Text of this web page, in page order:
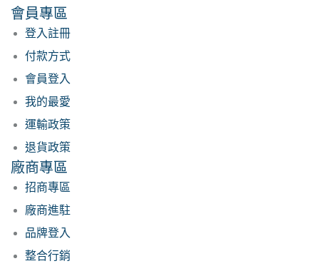
會員專區
登入註冊
付款方式
會員登入
我的最愛
運輸政策
退貨政策
廠商專區
招商專區
廠商進駐
品牌登入
整合行銷